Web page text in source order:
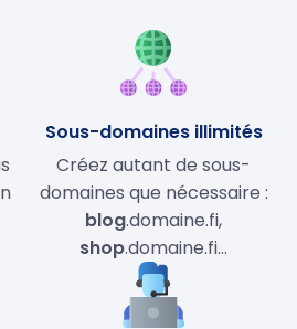
Sous-domaines illimités
Créez autant de sous-
domaines que nécessaire :
blog.domaine.fi,
shop.domaine.fi…